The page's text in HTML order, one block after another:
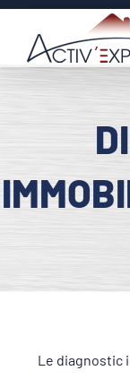
Passer
contenu
Le diagnostic